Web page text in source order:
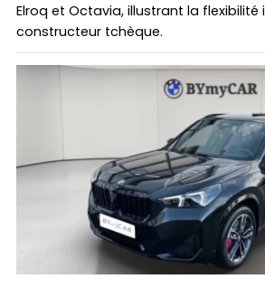
Elroq et Octavia, illustrant la flexibilité
constructeur tchèque.